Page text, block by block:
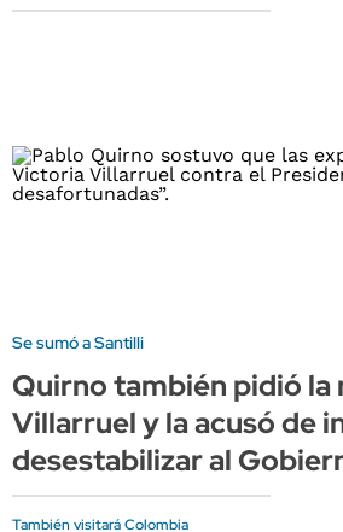
Se sumó a Santilli
Quirno también pidió la
Villarruel y la acusó de
desestabilizar al
También visitará Colombia